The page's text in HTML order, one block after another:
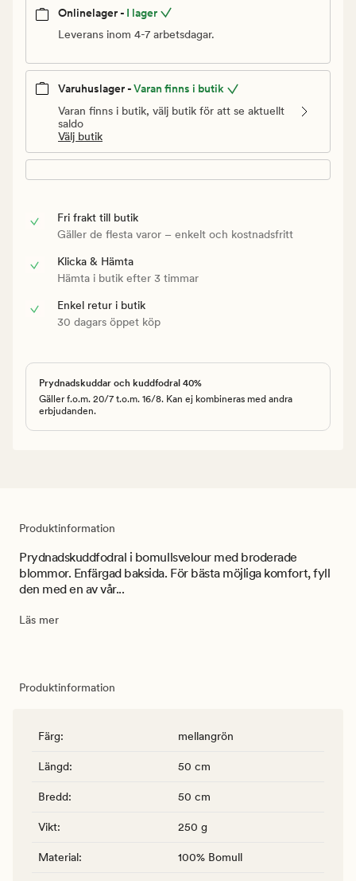
Onlinelager - I lager
Leverans inom 4-7 arbetsdagar.
Varuhuslager -Varan finns i butik
Varan finns i butik, välj butik för att se aktuellt
saldo
Välj butik
Fri frakt till butik
Gäller de flesta varor – enkelt och kostnadsfritt
Klicka & Hämta
Hämta i butik efter 3 timmar
Enkel retur i butik
30 dagars öppet köp
Prydnadskuddar och kuddfodral 40%
Gäller f.o.m. 20/7 t.o.m. 16/8. Kan ej kombineras med andra
erbjudanden.
Produktinformation
Prydnadskuddfodral i bomullsvelour med broderade
blommor. Enfärgad baksida. För bästa möjliga komfort, fyll
den med en av vår...
Läs mer
Produktinformation
Färg: mellangrön
Längd: 50 cm
Bredd: 50 cm
Vikt: 250 g
Material: 100% Bomull